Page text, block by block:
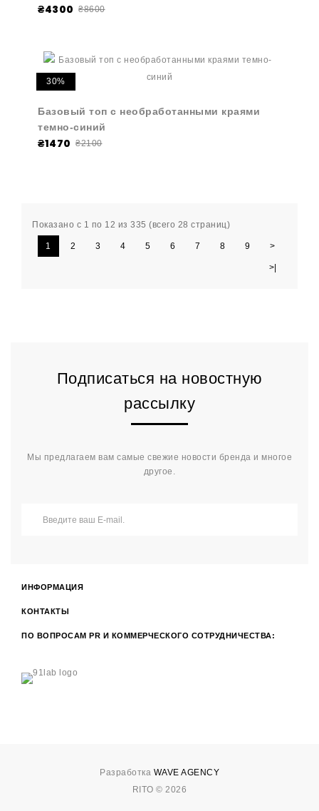
₴4300 ₴8600
30%
Базовый топ с необработанными краями
темно-синий
₴1470 ₴2100
Показано с 1 по 12 из 335 (всего 28 страниц)
1 2 3 4 5 6 7 8 9 >
>|
Подписаться на новостную
рассылку
Мы предлагаем вам самые свежие новости бренда и многое
другое.
ИНФОРМАЦИЯ
КОНТАКТЫ
ПО ВОПРОСАМ PR И КОММЕРЧЕСКОГО СОТРУДНИЧЕСТВА:
Разработка WAVE AGENCY
RITO © 2026